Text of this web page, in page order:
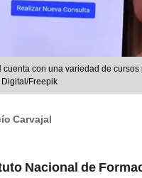
cuenta con una variedad de
Digital/Freepik
Carvajal
Nacional de